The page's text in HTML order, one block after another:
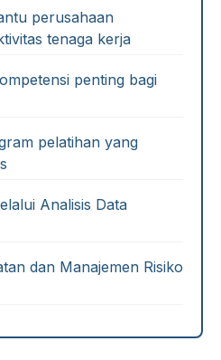
mperusahaan
tenaga kerja
penting bagi
pelatihan yang
Analisis Data
dan Manajemen Risiko